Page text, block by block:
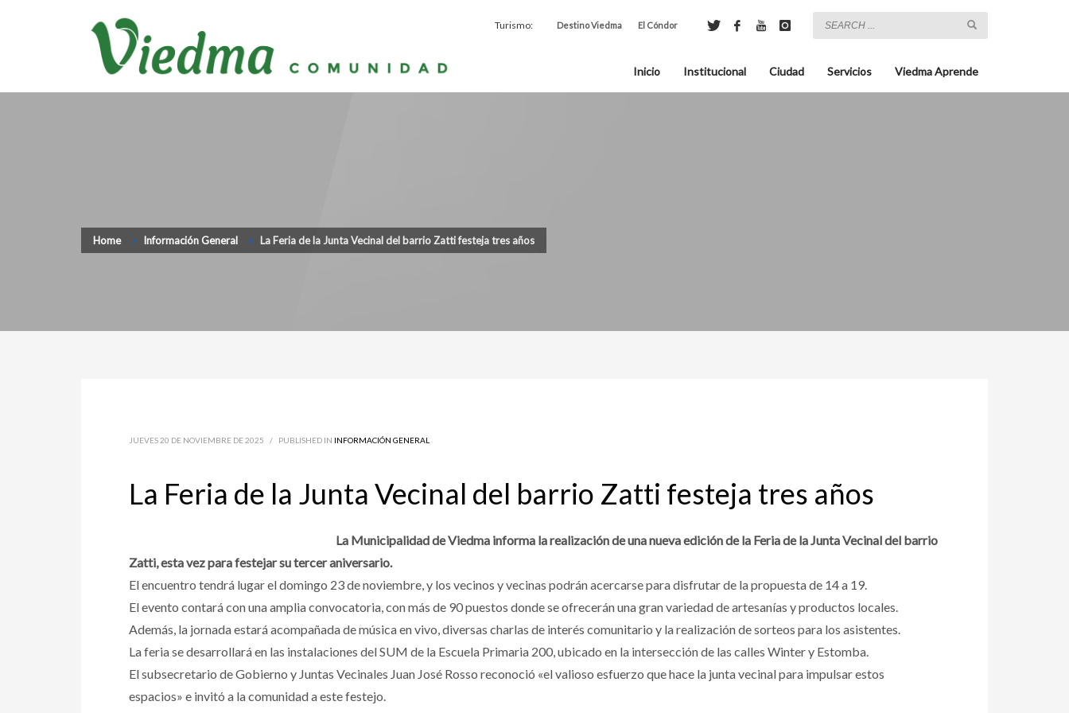
Turismo: Destino Viedma El Cóndor
Inicio Institucional Ciudad Servicios Viedma Aprende
Home Información General La Feria de la Junta Vecinal del barrio Zatti festeja tres años
JUEVES 20 DE NOVIEMBRE DE 2025 / PUBLISHED IN INFORMACIÓN GENERAL
La Feria de la Junta Vecinal del barrio Zatti festeja tres años
La Municipalidad de Viedma informa la realización de una nueva edición de la Feria de la Junta Vecinal del barrio
Zatti, esta vez para festejar su tercer aniversario.
El encuentro tendrá lugar el domingo 23 de noviembre, y los vecinos y vecinas podrán acercarse para disfrutar de la propuesta de 14 a 19.
​El evento contará con una amplia convocatoria, con más de 90 puestos donde se ofrecerán una gran variedad de artesanías y productos locales.
Además, la jornada estará acompañada de música en vivo, diversas charlas de interés comunitario y la realización de sorteos para los asistentes.
​La feria se desarrollará en las instalaciones del SUM de la Escuela Primaria 200, ubicado en la intersección de las calles Winter y Estomba.
El subsecretario de Gobierno y Juntas Vecinales Juan José Rosso reconoció «el valioso esfuerzo que hace la junta vecinal para impulsar estos
espacios» e invitó a la comunidad a este festejo.